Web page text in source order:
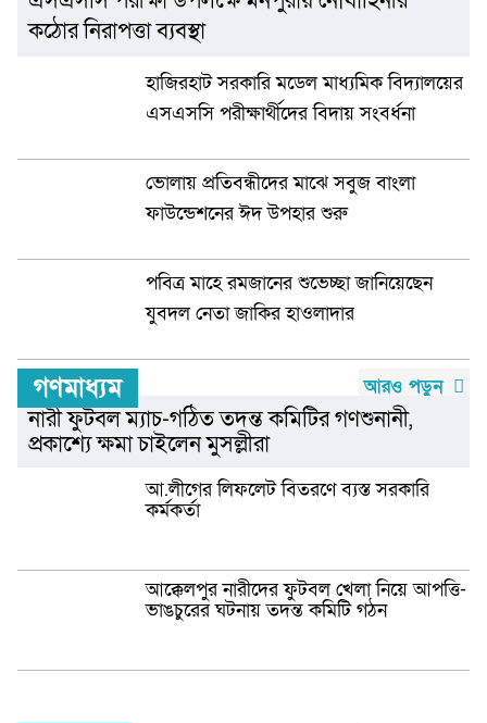
কঠোর নিরাপত্তা ব্যবস্থা
হাজিরহাট সরকারি মডেল মাধ্যমিক বিদ্যালয়ের
এসএসসি পরীক্ষার্থীদের বিদায় সংবর্ধনা
ভোলায় প্রতিবন্ধীদের মাঝে সবুজ বাংলা
ফাউন্ডেশনের ঈদ উপহার শুরু
পবিত্র মাহে রমজানের শুভেচ্ছা জানিয়েছেন
যুবদল নেতা জাকির হাওলাদার
গণমাধ্যম আরও পড়ুন
নারী ফুটবল ম্যাচ-গঠিত তদন্ত কমিটির গণশুনানী,
প্রকাশ্যে ক্ষমা চাইলেন মুসল্লীরা
আ.লীগের লিফলেট বিতরণে ব্যস্ত সরকারি
কর্মকর্তা
আক্কেলপুর নারীদের ফুটবল খেলা নিয়ে আপত্তি-
ভাঙচুরের ঘটনায় তদন্ত কমিটি গঠন